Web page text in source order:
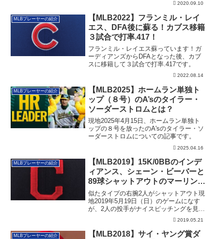
2020.09.10
MLBプレーヤーの紹介
【MLB2022】フランミル・レイ
エス、DFA後に蘇る！カブス移籍
３試合で打率.417！
フランミル・レイエス蘇っています！ガ
ーディアンズからDFAとなった後、カブ
スに移籍して３試合で打率.417です。
2022.08.14
MLBプレーヤーの紹介
【MLB2025】ホームラン単独ト
ップ（８号）のA’sのタイラー・
ソーダーストロムとは？
現地2025年4月15日、ホームラン単独ト
ップの８号を放ったのA'sのタイラー・ソ
ーダーストロムについての記事です。
2025.04.16
MLBプレーヤーの紹介
【MLB2019】15K/0BBのインデ
ィアンス、シェーン・ビーバーと
89球シャットアウトのマーリンズ
のアルカンタラ
似たタイプの右腕2人がシャットアウト現
地2019年5月19日（日）のゲームになす
が、2人の投手がナイスピッチングを見せ
2019.05.21
MLBプレーヤーの紹介
【MLB2018】サイ・ヤング賞ダ